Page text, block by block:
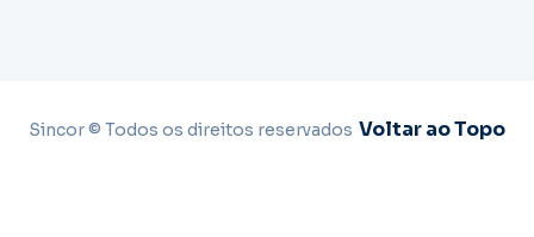
Sincor © Todos os direitos reservados Voltar ao Topo